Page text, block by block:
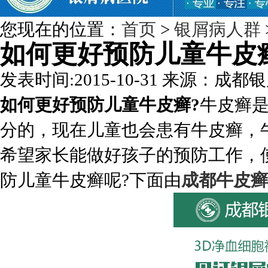
您现在的位置： 首页 > 银屑病人群
如何更好预防儿童牛皮
发表时间:2015-10-31 来源：成都
如何更好预防儿童牛皮癣?牛皮癣
分的，现在儿童也会患有牛皮癣
希望家长能做好孩子的预防工作
防儿童牛皮癣呢?下面由成都牛皮